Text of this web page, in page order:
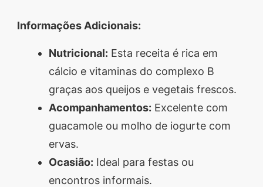
Informações Adicionais:
Nutricional: Esta receita é rica em
cálcio e vitaminas do complexo B
graças aos queijos e vegetais frescos.
Acompanhamentos: Excelente com
guacamole ou molho de iogurte com
ervas.
Ocasião: Ideal para festas ou
encontros informais.